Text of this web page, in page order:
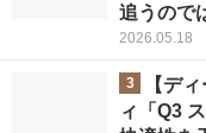
追うので
2026.05.18
3
【デ
ィ「Q3